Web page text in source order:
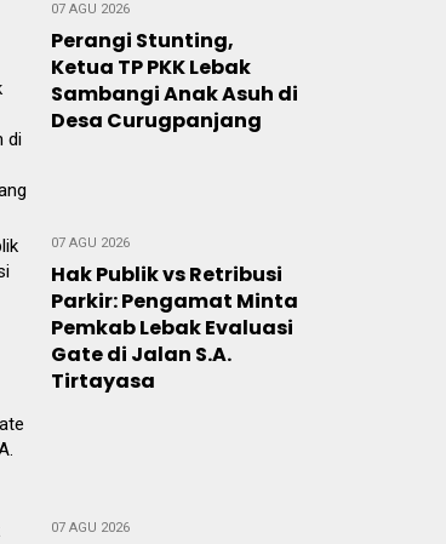
07 AGU 2026
Perangi Stunting,
Ketua TP PKK Lebak
Sambangi Anak Asuh di
Desa Curugpanjang
07 AGU 2026
Hak Publik vs Retribusi
Parkir: Pengamat Minta
Pemkab Lebak Evaluasi
Gate di Jalan S.A.
Tirtayasa
07 AGU 2026